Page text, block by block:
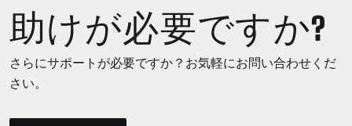
助けが必要ですか?
さらにサポートが必要ですか？お気軽にお問い合わせくだ
さい。